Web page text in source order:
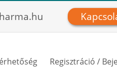
Regisztráció /